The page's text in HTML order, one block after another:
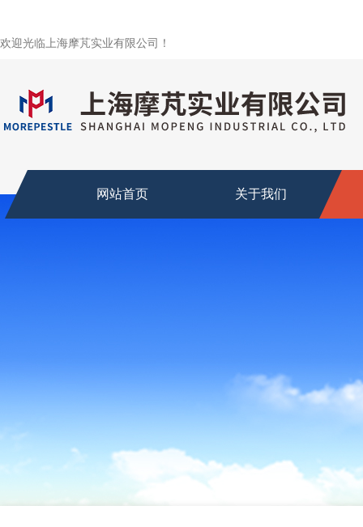
欢迎光临上海摩芃实业有限公司！
网站首页 关于我们